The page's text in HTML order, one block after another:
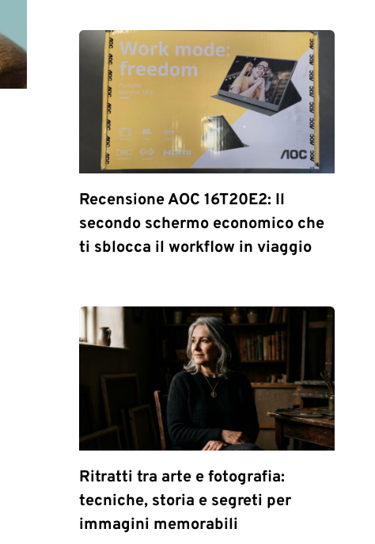
Recensione AOC 16T20E2: Il
secondo schermo economico che
ti sblocca il workflow in viaggio
Ritratti tra arte e fotografia:
tecniche, storia e segreti per
immagini memorabili